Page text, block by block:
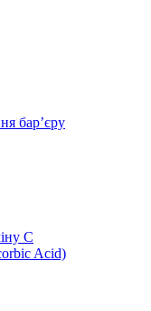
бар’єру
С
Acid)